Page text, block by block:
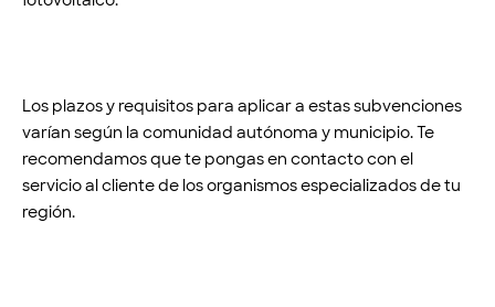
Los plazos y requisitos para aplicar a estas subvenciones
varían según la comunidad autónoma y municipio. Te
recomendamos que te pongas en contacto con el
servicio al cliente de los organismos especializados de tu
región.